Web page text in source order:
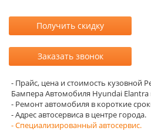
- Прайс, цена и стоимость кузовной
Бампера Автомобиля Hyundai Elantra
- Ремонт автомобиля в короткие
- Адрес автосервиса в центре города.
- Специализированный автосервис.